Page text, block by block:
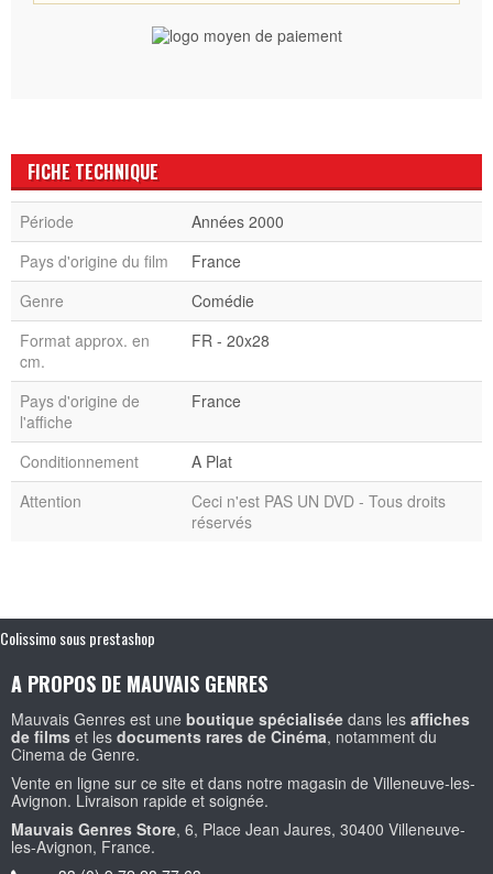
FICHE TECHNIQUE
Période
Années 2000
Pays d'origine du film
France
Genre
Comédie
Format approx. en
cm.
FR - 20x28
Pays d'origine de
l'affiche
France
Conditionnement
A Plat
Attention
Ceci n'est PAS UN DVD - Tous droits
réservés
Colissimo sous prestashop
A PROPOS DE MAUVAIS GENRES
Mauvais Genres est une boutique spécialisée dans les affiches
de films et les documents rares de Cinéma, notamment du
Cinema de Genre.
Vente en ligne sur ce site et dans notre magasin de Villeneuve-les-
Avignon. Livraison rapide et soignée.
Mauvais Genres Store, 6, Place Jean Jaures, 30400 Villeneuve-
les-Avignon, France.